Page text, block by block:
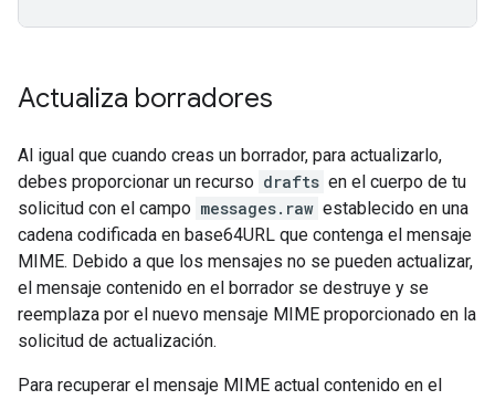
Actualiza borradores
Al igual que cuando creas un borrador, para actualizarlo,
debes proporcionar un recurso drafts en el cuerpo de tu
solicitud con el campo messages.raw establecido en una
cadena codificada en base64URL que contenga el mensaje
MIME. Debido a que los mensajes no se pueden actualizar,
el mensaje contenido en el borrador se destruye y se
reemplaza por el nuevo mensaje MIME proporcionado en la
solicitud de actualización.
Para recuperar el mensaje MIME actual contenido en el